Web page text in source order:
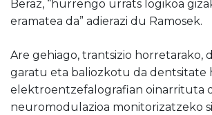
Beraz, “hurrengo urrats logikoa
eramatea da” adierazi du Ramosek.
Are gehiago, trantsizio horretarako,
garatu eta baliozkotu da dentsitate
elektroentzefalografian oinarrituta
neuromodulazioa monitorizatzeko